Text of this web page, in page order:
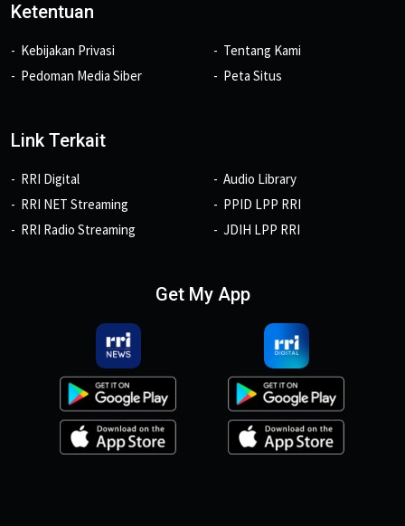
Ketentuan
Kebijakan Privasi
Pedoman Media Siber
Tentang Kami
Peta Situs
Link Terkait
RRI Digital
RRI NET Streaming
RRI Radio Streaming
Audio Library
PPID LPP RRI
JDIH LPP RRI
Get My App